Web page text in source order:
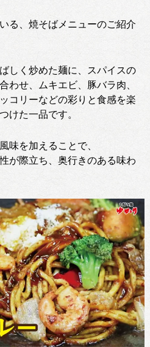
る、焼そばメニューのご紹介
しく炒めた麺に、スパイスの
わせ、ムキエビ、豚バラ肉、
コリーなどの彩りと食感を楽
けた一品です。
味を加えることで、
が際立ち、奥行きのある味わ